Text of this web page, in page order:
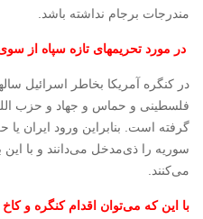
مندرجات برجام نداشته باشد.
در مورد تحریمهای تازه سپاه از
در کنگره آمریکا بخاطر اسرائیل
فلسطینی و حماس و جهاد و حزب
گرفته است. بنابراین ورود ایران
سوریه را ذی‌مدخل می‌دانند و با این
می‌کنند.
با این که می‌توان اقدام کنگره و